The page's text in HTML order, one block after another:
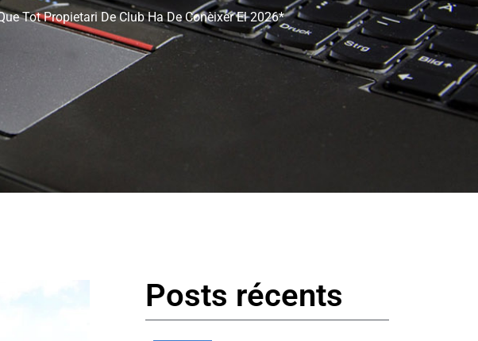
Tot Propietari De Club Ha De Conèixer El 2026*
Posts récents